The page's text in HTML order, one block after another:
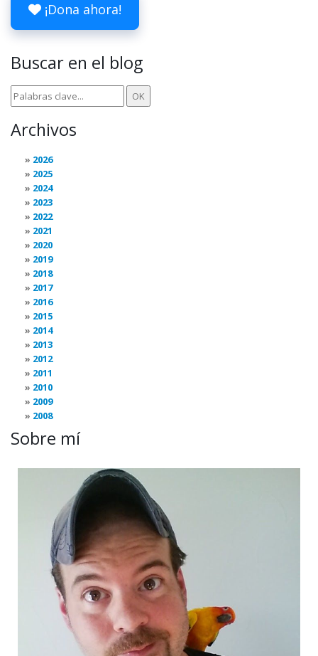
¡Dona ahora!
Buscar en el blog
Archivos
2026
2025
2024
2023
2022
2021
2020
2019
2018
2017
2016
2015
2014
2013
2012
2011
2010
2009
2008
Sobre mí